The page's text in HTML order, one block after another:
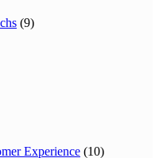
(9)
Experience (10)